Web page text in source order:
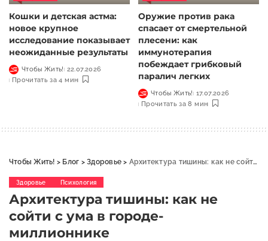
Кошки и детская астма:
новое крупное
исследование показывает
неожиданные результаты
Чтобы Жить! 22.07.2026
Прочитать за 4 мин
Оружие против рака
спасает от смертельной
плесени: как
иммунотерапия
побеждает грибковый
паралич легких
Чтобы Жить! 17.07.2026
Прочитать за 8 мин
Чтобы Жить! > Блог >Здоровье > Архитектура тишины: как не сойти с ума в городе-миллионнике
Здоровье Психология
Архитектура тишины: как не
сойти с ума в городе-
миллионнике